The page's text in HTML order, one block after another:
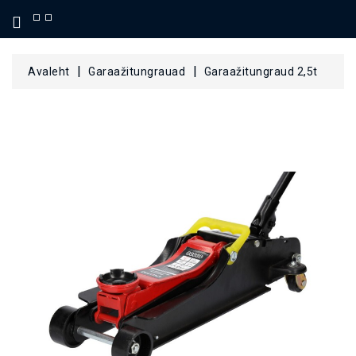
KATEGOORIA
Avaleht Garaažitungrauad Garaažitungraud 2,5t